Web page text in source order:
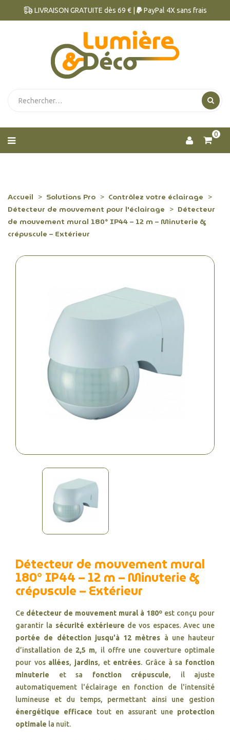
LIVRAISON GRATUITE dès 69 € | PayPal 4X sans frais
0
Accueil Solutions Pro
Contrôlez votre éclairage
Détecteur de mouvement pour l'éclairage
Détecteur
de mouvement mural 180° IP44 – 12 m – Minuterie &
crépuscule – Extérieur
Détecteur de mouvement mural
180° IP44 – 12 m – Minuterie &
crépuscule – Extérieur
Ce détecteur de mouvement mural à 180º est conçu pour
garantir la sécurité extérieure de vos espaces. Avec une
portée de détection jusqu'à 12 mètres à une hauteur
d’installation de 2,5 m, il offre une couverture optimale
pour vos allées, jardins, et entrées. Grâce à sa fonction
minuterie et sa fonction crépuscule, il ajuste
automatiquement l'éclairage en fonction de l'intensité
lumineuse et du temps, permettant ainsi une gestion
énergétique efficace tout en assurant une protection
optimale la nuit.